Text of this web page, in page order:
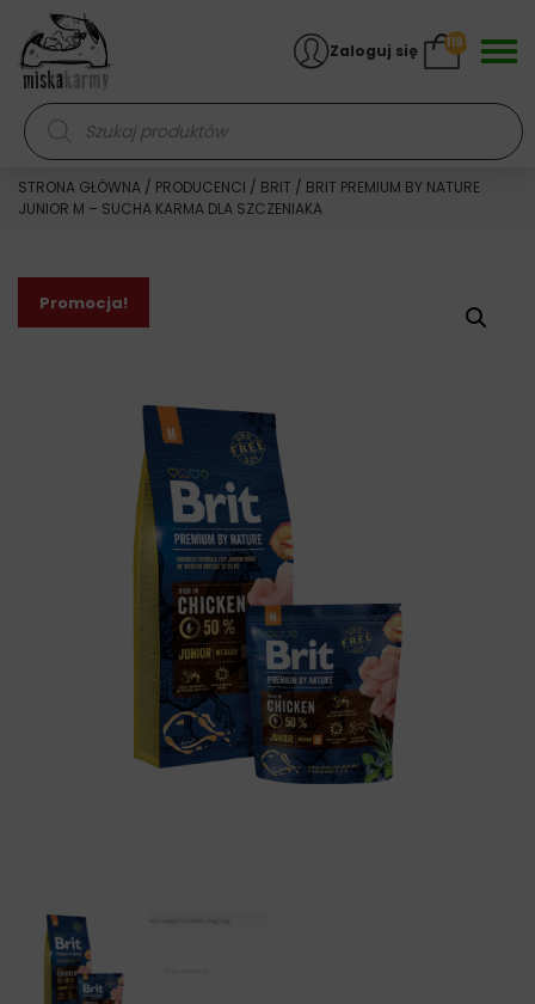
Skocz do treści
Wyszukiwarka produktów
Zaloguj się 1191
STRONA GŁÓWNA / PRODUCENCI / BRIT / BRIT PREMIUM BY NATURE
JUNIOR M – SUCHA KARMA DLA SZCZENIAKA
Promocja!